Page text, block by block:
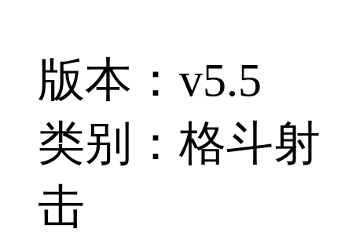
版本：v5.5
类别：格斗射
击